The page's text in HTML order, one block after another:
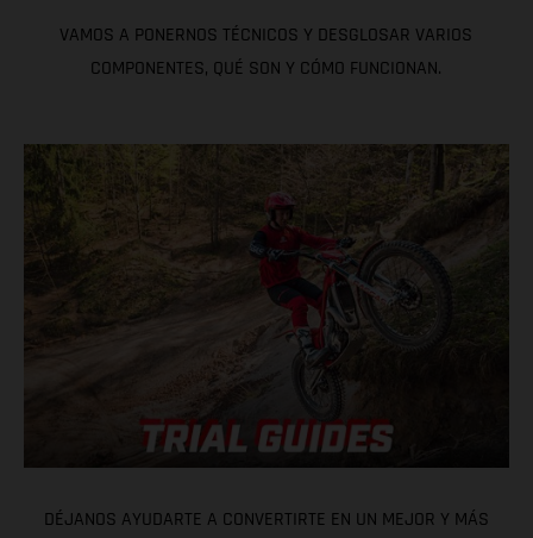
VAMOS A PONERNOS TÉCNICOS Y DESGLOSAR VARIOS
COMPONENTES, QUÉ SON Y CÓMO FUNCIONAN.
DÉJANOS AYUDARTE A CONVERTIRTE EN UN MEJOR Y MÁS